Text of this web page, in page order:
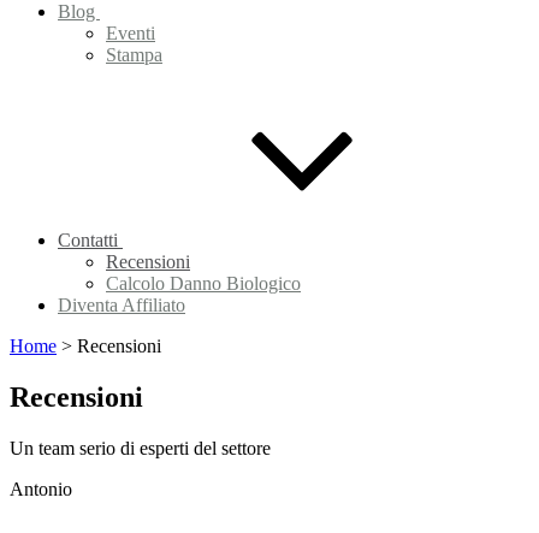
Blog
Eventi
Stampa
Contatti
Recensioni
Calcolo Danno Biologico
Diventa Affiliato
Home > Recensioni
Recensioni
Un team serio di esperti del settore
Antonio